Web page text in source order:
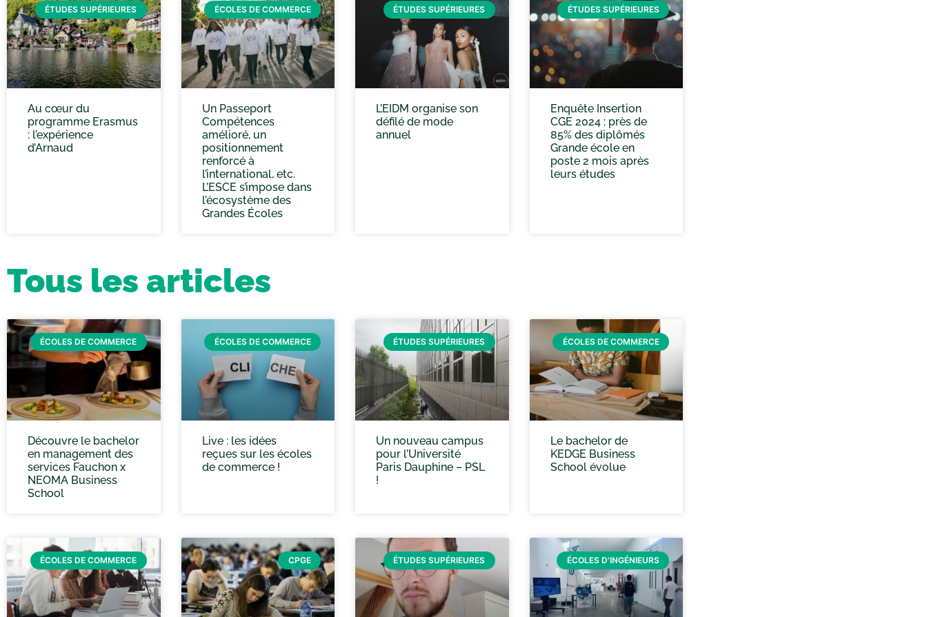
ÉTUDES SUPÉRIEURES
Au cœur du
programme Erasmus
: l’expérience
d’Arnaud
ÉCOLES DE COMMERCE
Un Passeport
Compétences
amélioré, un
positionnement
renforcé à
l’international, etc.
L’ESCE s’impose dans
l’écosystème des
Grandes Écoles
ÉTUDES SUPÉRIEURES
L’EIDM organise son
défilé de mode
annuel
ÉTUDES SUPÉRIEURES
Enquête Insertion
CGE 2024 : près de
85% des diplômés
Grande école en
poste 2 mois après
leurs études
Tous les articles
ÉCOLES DE COMMERCE
Découvre le bachelor
en management des
services Fauchon x
NEOMA Business
School
ÉCOLES DE COMMERCE
Live : les idées
reçues sur les écoles
de commerce !
ÉTUDES SUPÉRIEURES
Un nouveau campus
pour l’Université
Paris Dauphine – PSL
!
ÉCOLES DE COMMERCE
Le bachelor de
KEDGE Business
School évolue
ÉCOLES DE COMMERCE CPGE ÉTUDES SUPÉRIEURES ÉCOLES D'INGÉNIEURS